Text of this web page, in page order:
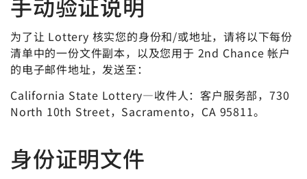
为了让 Lottery 核实您的身份和/或地址，请将以下每份
清单中的一份文件副本，以及您用于 2nd Chance 帐户
的电子邮件地址，发送至：
California State Lottery—收件人：客户服务部，730
North 10th Street，Sacramento，CA 95811。
身份证明文件